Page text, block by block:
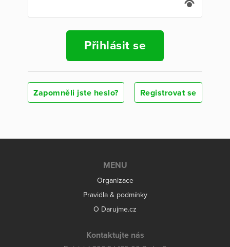
Přihlásit se
Zapomněli jste heslo? Registrovat se
MENU
Organizace
Pravidla & podmínky
O Darujme.cz
Kontaktujte nás